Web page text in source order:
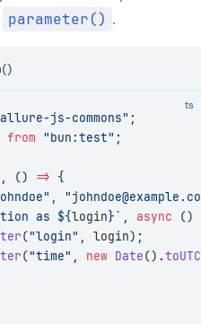
parameter() .
ts
js-commons" ;
from "bun:test" ;
, () => {
, "
as ${login}` , async ()
("login" , login);
("time" , new Date().